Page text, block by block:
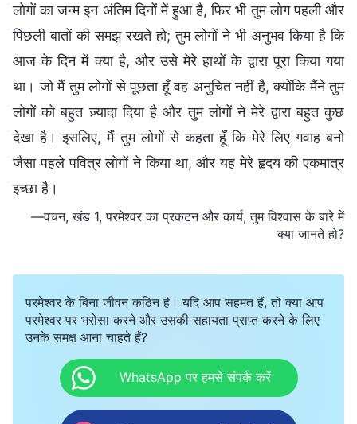
लोगों का जन्म इन अंतिम दिनों में हुआ है, फिर भी तुम लोग पहली और
पिछली बातों की समझ रखते हो; तुम लोगों ने भी अनुभव किया है कि
आज के दिन में क्या है, और उसे मेरे हाथों के द्वारा पूरा किया गया
था। जो मैं तुम लोगों से पूछता हूँ वह अनुचित नहीं है, क्योंकि मैंने तुम
लोगों को बहुत ज़्यादा दिया है और तुम लोगों ने मेरे द्वारा बहुत कुछ
देखा है। इसलिए, मैं तुम लोगों से कहता हूँ कि मेरे लिए गवाह बनो
जैसा पहले पवित्र लोगों ने किया था, और यह मेरे हृदय की एकमात्र
इच्छा है।
—वचन, खंड 1, परमेश्वर का प्रकटन और कार्य, तुम विश्वास के बारे में
क्या जानते हो?
परमेश्वर के बिना जीवन कठिन है। यदि आप सहमत हैं, तो क्या आप
परमेश्वर पर भरोसा करने और उसकी सहायता प्राप्त करने के लिए
उनके समक्ष आना चाहते हैं?
WhatsApp पर हमसे संपर्क करें